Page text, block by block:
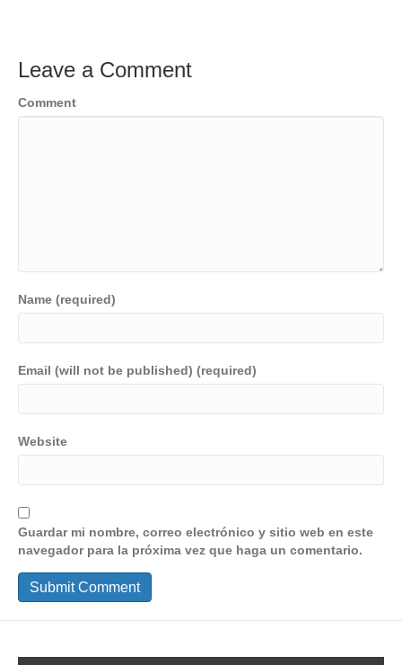
Leave a Comment
Comment
Name (required)
Email (will not be published) (required)
Website
Guardar mi nombre, correo electrónico y sitio web en este
navegador para la próxima vez que haga un comentario.